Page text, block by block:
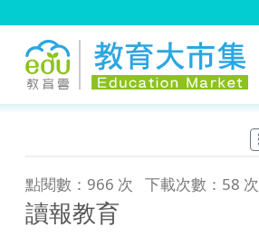
點閱數：966 次 下載次數：58 次
讀報教育